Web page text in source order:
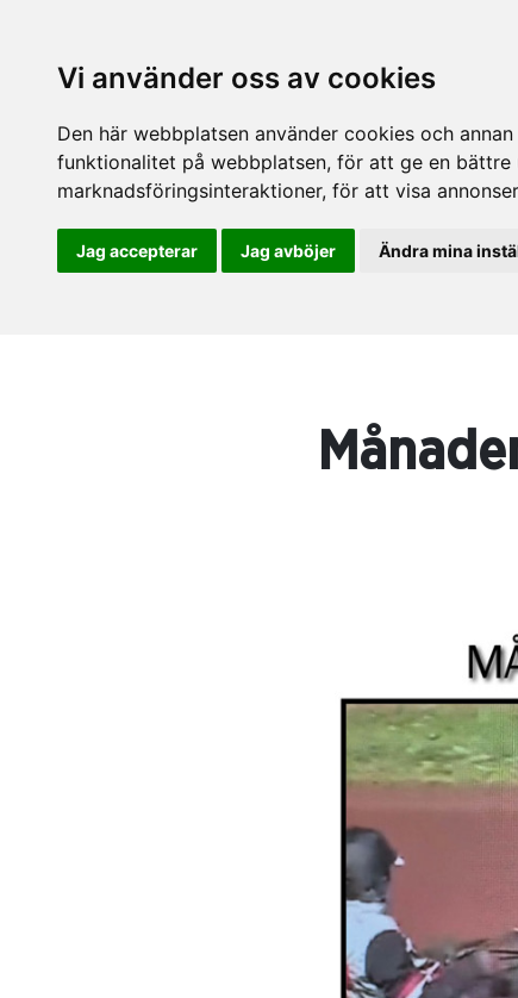
Vi använder oss av cookies
Den här webbplatsen använder cookies och
funktionalitet på webbplatsen, för att ge en bättre
marknadsföringsinteraktioner, för att visa
Jag accepterar Jag avböjer Ändra mina